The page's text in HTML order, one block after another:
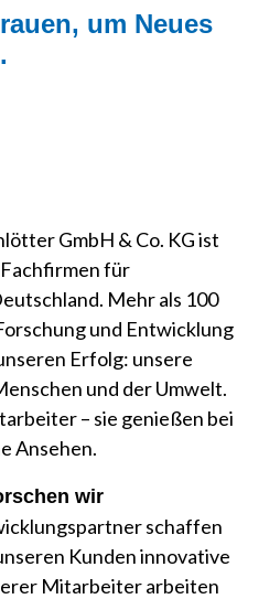
um Neues
GmbH & Co. KG ist
für
Mehr als 100
und Entwicklung
Erfolg: unsere
und der Umwelt.
– sie genießen bei
Ansehen.
wir
schaffen
Kunden innovative
Mitarbeiter arbeiten